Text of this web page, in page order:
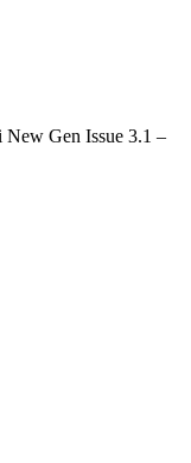
New Gen Issue 3.1 –